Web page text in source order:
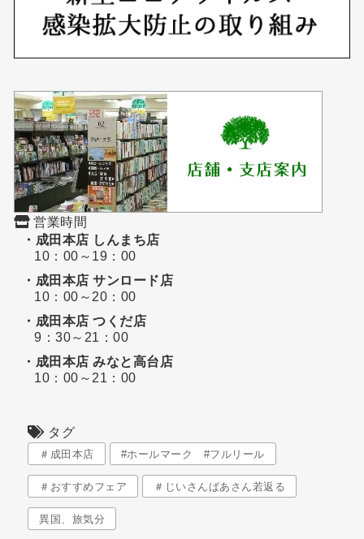
営業時間
・成田本店 しんまち店
10：00～19：00
・成田本店 サンロード店
10：00～20：00
・成田本店 つくだ店
9：30～21：00
・成田本店 みなと高台店
10：00～21：00
タグ
＃成田本店 #ホールマーク #フルリール
＃おすすめフェア ＃じいさんばあさん若返る
異国、旅気分